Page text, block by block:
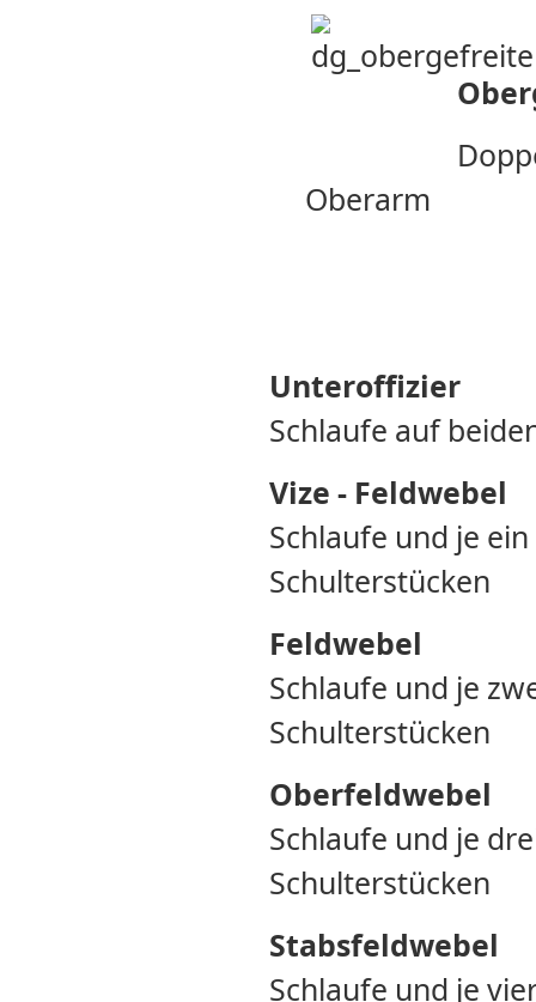
Oberarm
Unteroffizier
Schlaufe auf
Vize - Feldwebel
Schlaufe und je
Schulterstücken
Feldwebel
Schlaufe und je
Schulterstücken
Oberfeldwebel
Schlaufe und je
Schulterstücken
Stabsfeldwebel
Schlaufe und je